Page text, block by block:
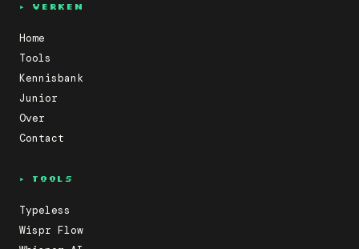
▸ VERKEN
Home
Tools
Kennisbank
Junior
Over
Contact
▸ TOOLS
Typeless
Wispr Flow